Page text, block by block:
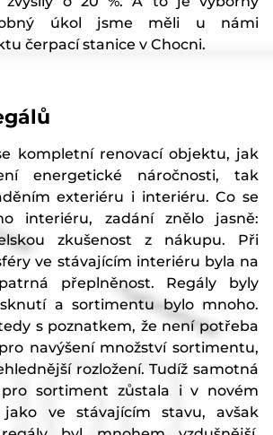
úkol jsme měli u námi
čerpací stanice v Chocni.
kompletní renovací objektu, jak
energetické náročnosti, tak
exteriéru i interiéru. Co se
interiéru, zadání znělo jasně:
zkušenost z nákupu. Při
ve stávajícím interiéru byla na
přeplněnost. Regály byly
a sortimentu bylo mnoho.
s poznatkem, že není potřeba
navýšení množství sortimentu,
rozložení. Tudíž samotná
sortiment zůstala i v novém
ve stávajícím stavu, avšak